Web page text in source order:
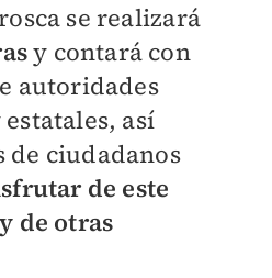
se realizará
y contará con
autoridades
así
de ciudadanos
de este
de otras